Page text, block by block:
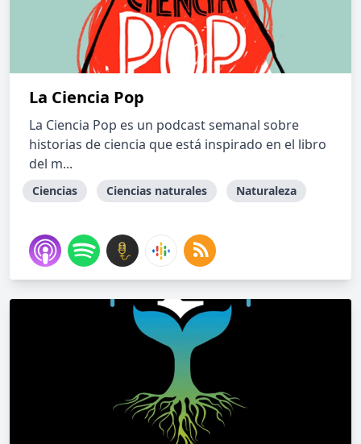
La Ciencia Pop
La Ciencia Pop es un podcast semanal sobre
historias de ciencia que está inspirado en el libro
del m...
Ciencias Ciencias naturales Naturaleza